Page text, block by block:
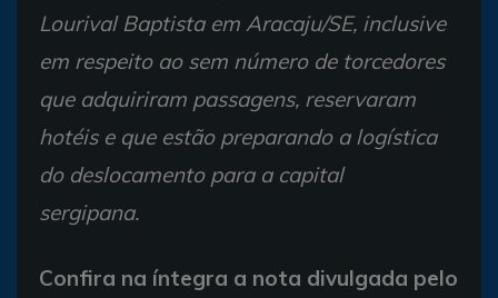
Lourival Baptista em Aracaju/SE, inclusive
em respeito ao sem número de torcedores
que adquiriram passagens, reservaram
hotéis e que estão preparando a logística
do deslocamento para a capital
sergipana.
Confira na íntegra a nota divulgada pelo